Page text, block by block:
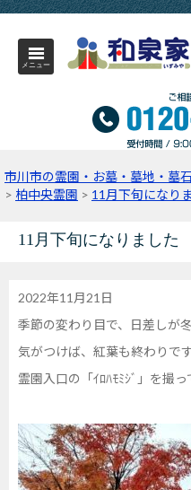
メニュー
市川市の霊園・お墓・墓地・墓
> 柏中央霊園 > 11月下旬になり
11月下旬になりました
2022年11月21日
季節の変わり目で、日差しが
気がつけば、紅葉も終わりで
霊園入口の「ｲﾛﾊﾓﾐｼﾞ」を撮っ